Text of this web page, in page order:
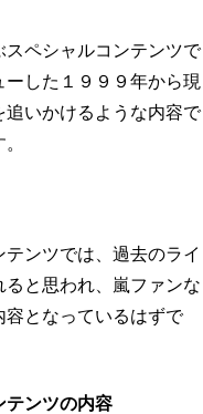
スペシャルコンテンツで
ーした１９９９年から現
追いかけるような内容で
テンツでは、過去のライ
ると思われ、嵐ファンな
容となっているはずで
テンツの内容